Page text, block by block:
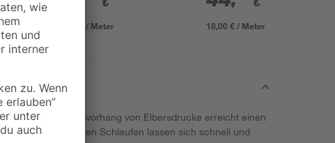
8,80 € / Meter 18,00 € / Meter
Verdunklungsvorhang von Elbersdrucke erreicht einen
%. Die verdeckten Schlaufen lassen sich schnell und